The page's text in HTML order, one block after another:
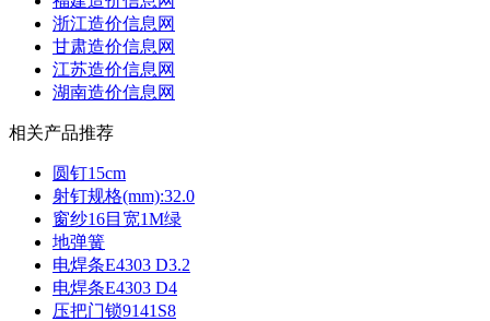
浙江造价信息网
甘肃造价信息网
江苏造价信息网
湖南造价信息网
相关产品推荐
圆钉15cm
射钉规格(mm):32.0
窗纱16目宽1M绿
地弹簧
电焊条E4303 D3.2
电焊条E4303 D4
压把门锁9141S8